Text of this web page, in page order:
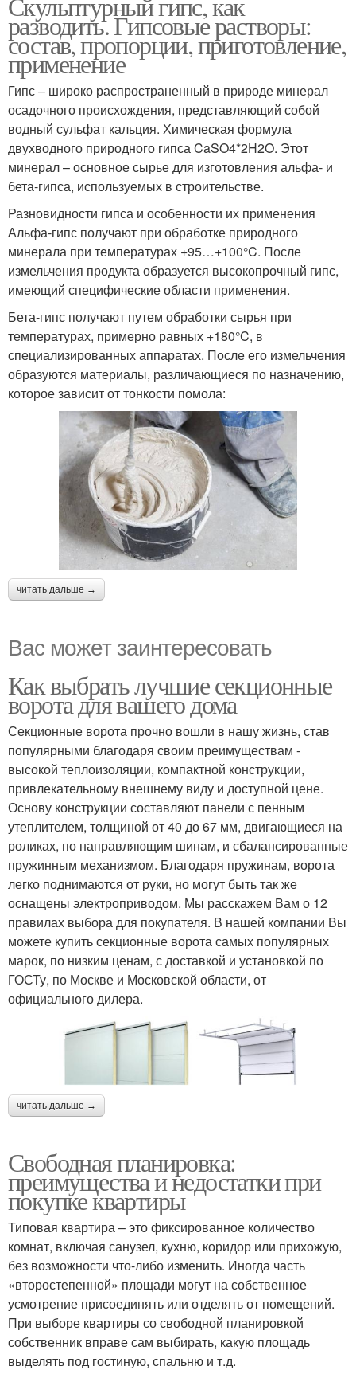
разводить. Гипсовые растворы:
состав, пропорции, приготовление,
применение
Гипс – широко распространенный в природе минерал
осадочного происхождения, представляющий собой
водный сульфат кальция. Химическая формула
двухводного природного гипса CaSO4*2H2O. Этот
минерал – основное сырье для изготовления альфа- и
бета-гипса, используемых в строительстве.
Разновидности гипса и особенности их применения
Альфа-гипс получают при обработке природного
минерала при температурах +95…+100°C. После
измельчения продукта образуется высокопрочный гипс,
имеющий специфические области применения.
Бета-гипс получают путем обработки сырья при
температурах, примерно равных +180°C, в
специализированных аппаратах. После его измельчения
образуются материалы, различающиеся по назначению,
которое зависит от тонкости помола:
читать дальше →
Вас может заинтересовать
Как выбрать лучшие секционные
ворота для вашего дома
Секционные ворота прочно вошли в нашу жизнь, став
популярными благодаря своим преимуществам -
высокой теплоизоляции, компактной конструкции,
привлекательному внешнему виду и доступной цене.
Основу конструкции составляют панели с пенным
утеплителем, толщиной от 40 до 67 мм, двигающиеся на
роликах, по направляющим шинам, и сбалансированные
пружинным механизмом. Благодаря пружинам, ворота
легко поднимаются от руки, но могут быть так же
оснащены электроприводом. Мы расскажем Вам о 12
правилах выбора для покупателя. В нашей компании Вы
можете купить секционные ворота самых популярных
марок, по низким ценам, с доставкой и установкой по
ГОСТу, по Москве и Московской области, от
официального дилера.
читать дальше →
Свободная планировка:
преимущества и недостатки при
покупке квартиры
Типовая квартира – это фиксированное количество
комнат, включая санузел, кухню, коридор или прихожую,
без возможности что-либо изменить. Иногда часть
«второстепенной» площади могут на собственное
усмотрение присоединять или отделять от помещений.
При выборе квартиры со свободной планировкой
собственник вправе сам выбирать, какую площадь
выделять под гостиную, спальню и т.д.